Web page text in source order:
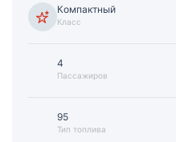
Компактный
Класс
4
Пассажиров
95
Тип топлива